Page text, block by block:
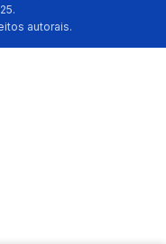
autorais.